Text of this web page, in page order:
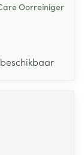
Oorreiniger